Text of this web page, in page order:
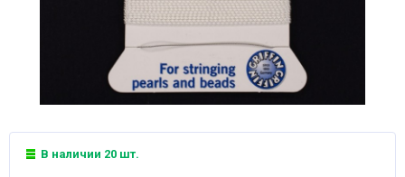
В наличии 20 шт.